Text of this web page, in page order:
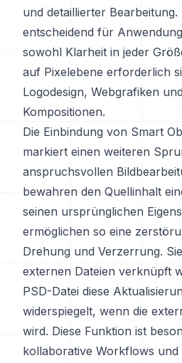
und detaillierter Bearbeitung.
entscheidend für
sowohl Klarheit in jeder
auf Pixelebene erforderlich
Logodesign, Webgrafiken
Kompositionen.
Die Einbindung von Smart
markiert einen weiteren
anspruchsvollen
bewahren den Quellinhalt
seinen ursprünglichen
ermöglichen so eine
Drehung und Verzerrung.
externen Dateien verknüpft
PSD-Datei diese
widerspiegelt, wenn die
wird. Diese Funktion ist
kollaborative Workflows